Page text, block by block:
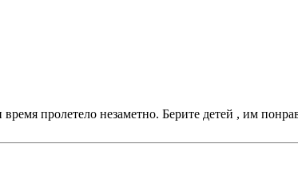
пролетело незаметно. Берите детей , им